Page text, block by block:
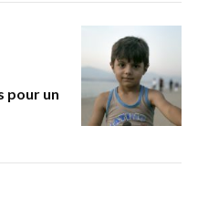
pour un